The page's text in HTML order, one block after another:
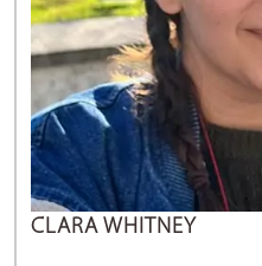
CLARA WHITNEY